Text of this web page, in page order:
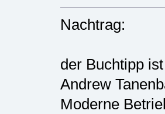
Nachtrag:
der Buchtipp ist
Andrew
Moderne